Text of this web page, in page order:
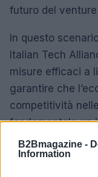
B2Bmagazine -
Information
futuro del
In questo
Italian Tech
misure efficaci a
garantire che
competitività
fondamentale un
terreno rispetto